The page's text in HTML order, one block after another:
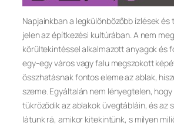
Napjainkban a legkülönbözőbb ízlések
jelen az építkezési kultúrában. A nem
körültekintéssel alkalmazott anyagok és
egy-egy város vagy falu megszokott
összhatásnak fontos eleme az ablak,
szeme. Egyáltalán nem lényegtelen,
tükröződik az ablakok üvegtábláin, és az
látunk rá, amikor kitekintünk, s milyen